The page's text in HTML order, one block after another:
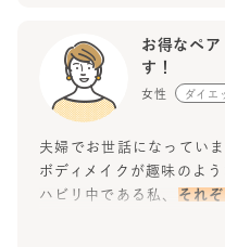
人の目的や目標に親切に
そうになるたびに、適切
けています。
今では、週一で定期的に
終わったときの爽快感と
に、刺激をあたえてくれま
お得なペア
す！
女性 ダイエ
夫婦でお世話になっていま
ボディメイクが趣味のよ
ハビリ中である私、 それ